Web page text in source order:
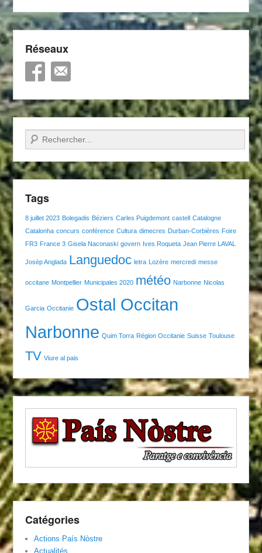
Réseaux
Recherche
Tags
8 juillet 2023 Bolegadis Béziers Carles Puigdemont castell Catalogne
Catalonha concurs conférence Cultura dimecres Durban-Corbières Foire
FR3 France 3 Gisela Naconaski govern Ives Roqueta Jean Pierre LAVAL
Josèp Anglada Languedoc letra Lozère mercredi messe
occitane Montpellier Municipales 2020 météo Narbonne Nicolas
Garcia Occitanie Ostal Occitan
Narbonne Quim Torra Région Occitanie Suisse Toulouse
TV Viure al pais
Catégories
Actions País Nòstre
Actualités